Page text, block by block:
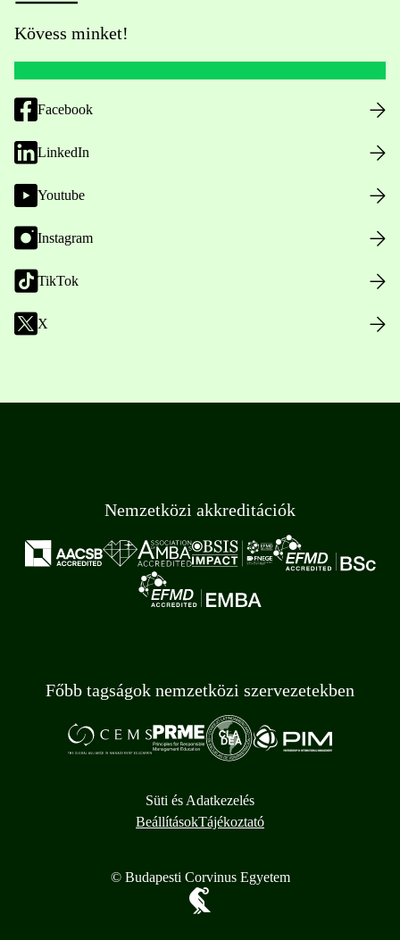
Kövess minket!
Facebook
LinkedIn
Youtube
Instagram
TikTok
X
Nemzetközi akkreditációk
Főbb tagságok nemzetközi szervezetekben
Süti és Adatkezelés
BeállításokTájékoztató
© Budapesti Corvinus Egyetem